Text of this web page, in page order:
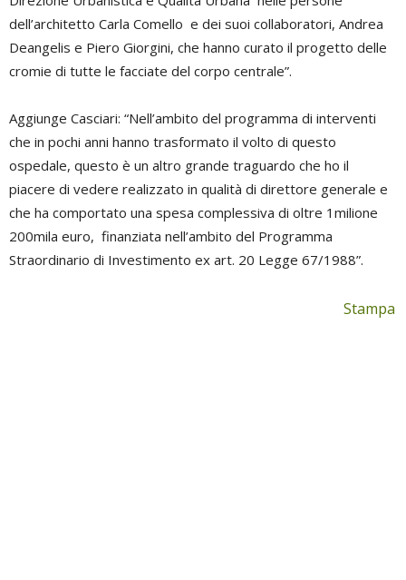
dell’architetto Carla Comello e dei suoi collaboratori, Andrea
Deangelis e Piero Giorgini, che hanno curato il progetto delle
cromie di tutte le facciate del corpo centrale”.
Aggiunge Casciari: “Nell’ambito del programma di interventi
che in pochi anni hanno trasformato il volto di questo
ospedale, questo è un altro grande traguardo che ho il
piacere di vedere realizzato in qualità di direttore generale e
che ha comportato una spesa complessiva di oltre 1milione
200mila euro, finanziata nell’ambito del Programma
Straordinario di Investimento ex art. 20 Legge 67/1988”.
Stampa